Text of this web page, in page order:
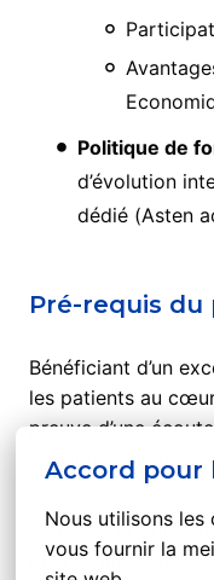
Accord pour
Nous utilisons les
vous fournir la
Politique de
d’évolution
dédié (Asten
Pré-requis du
Bénéficiant d’un
les patients au
preuve d’une
communication.
Organisé et
pour le milieu